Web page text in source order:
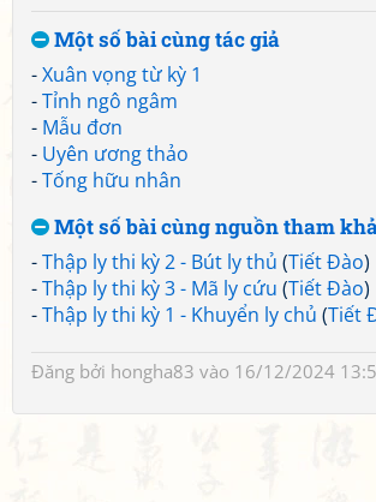
Một số bài cùng tác giả
-Xuân vọng từ kỳ 1
-Tỉnh ngô ngâm
- Mẫu đơn
- Uyên ương thảo
-Tống hữu nhân
Một số bài cùng nguồn tham
-Thập ly thi kỳ 2 - Bút ly thủ (Tiết Đào)
-Thập ly thi kỳ 3 - Mã ly cứu (Tiết Đào)
-Thập ly thi kỳ 1 - Khuyển ly chủ (Tiết
Đăng bởi hongha83 vào 16/12/2024